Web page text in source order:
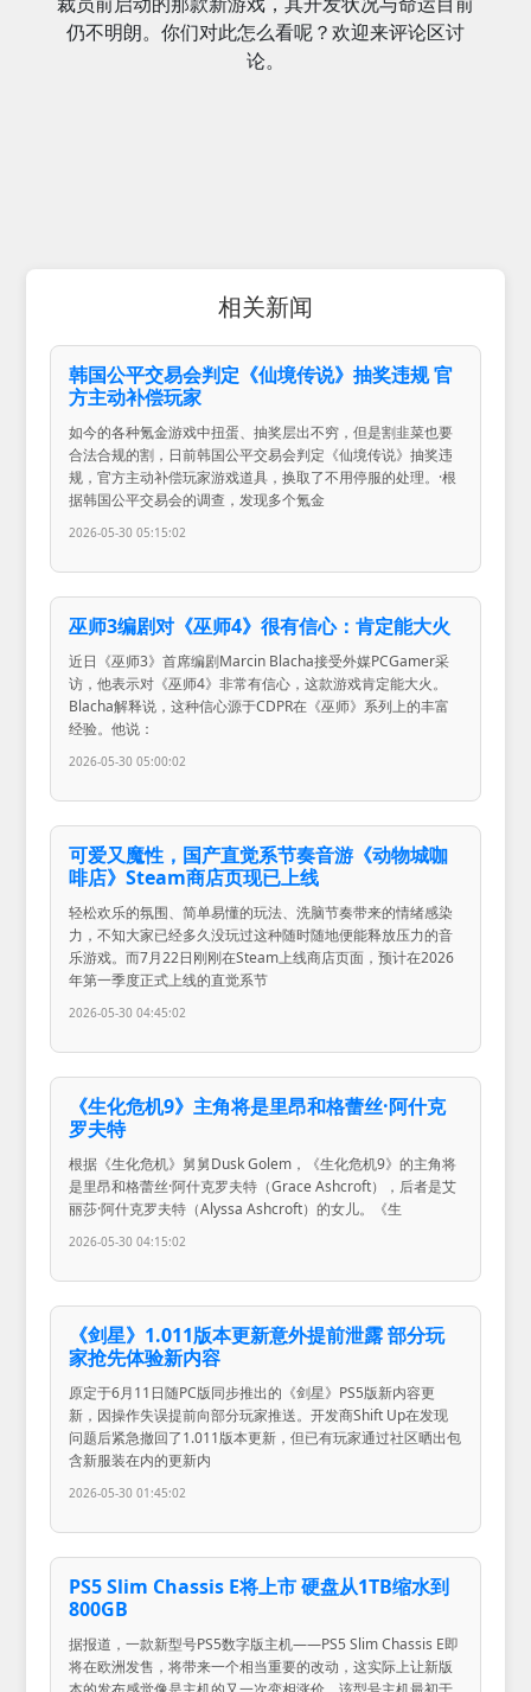
仍不明朗。你们对此怎么看呢？欢迎来评论区讨
论。
相关新闻
韩国公平交易会判定《仙境传说》抽奖违规 官
方主动补偿玩家
如今的各种氪金游戏中扭蛋、抽奖层出不穷，但是割韭菜也要
合法合规的割，日前韩国公平交易会判定《仙境传说》抽奖违
规，官方主动补偿玩家游戏道具，换取了不用停服的处理。·根
据韩国公平交易会的调查，发现多个氪金
2026-05-30 05:15:02
巫师3编剧对《巫师4》很有信心：肯定能大火
近日《巫师3》首席编剧Marcin Blacha接受外媒PCGamer采
访，他表示对《巫师4》非常有信心，这款游戏肯定能大火。
Blacha解释说，这种信心源于CDPR在《巫师》系列上的丰富
经验。他说：
2026-05-30 05:00:02
可爱又魔性，国产直觉系节奏音游《动物城咖
啡店》Steam商店页现已上线
轻松欢乐的氛围、简单易懂的玩法、洗脑节奏带来的情绪感染
力，不知大家已经多久没玩过这种随时随地便能释放压力的音
乐游戏。而7月22日刚刚在Steam上线商店页面，预计在2026
年第一季度正式上线的直觉系节
2026-05-30 04:45:02
《生化危机9》主角将是里昂和格蕾丝·阿什克
罗夫特
根据《生化危机》舅舅Dusk Golem，《生化危机9》的主角将
是里昂和格蕾丝·阿什克罗夫特（Grace Ashcroft），后者是艾
丽莎·阿什克罗夫特（Alyssa Ashcroft）的女儿。《生
2026-05-30 04:15:02
《剑星》1.011版本更新意外提前泄露 部分玩
家抢先体验新内容
原定于6月11日随PC版同步推出的《剑星》PS5版新内容更
新，因操作失误提前向部分玩家推送。开发商Shift Up在发现
问题后紧急撤回了1.011版本更新，但已有玩家通过社区晒出包
含新服装在内的更新内
2026-05-30 01:45:02
PS5 Slim Chassis E将上市 硬盘从1TB缩水到
800GB
据报道，一款新型号PS5数字版主机——PS5 Slim Chassis E即
将在欧洲发售，将带来一个相当重要的改动，这实际上让新版